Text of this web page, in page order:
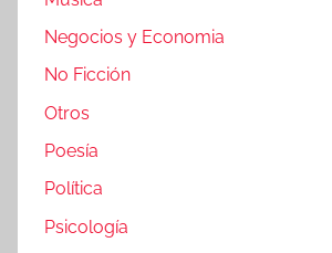
Negocios y Economia
No Ficción
Otros
Poesía
Política
Psicología